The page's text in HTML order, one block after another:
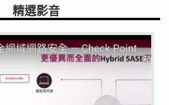
精選影音